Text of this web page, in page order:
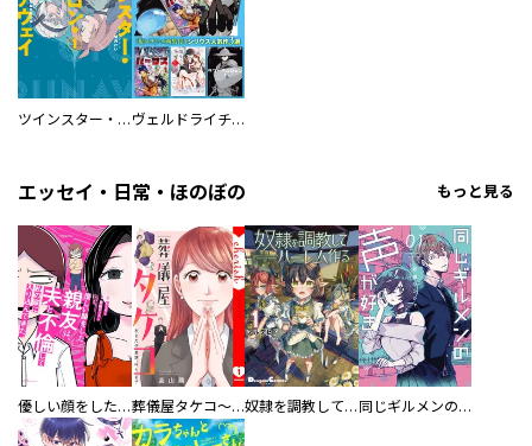
ツインスター・サイクロン・ランナウェイ ヴェルドライチオシ聖典パック 『転スラ』ミニ画集付き シリウス人気作３選
エッセイ・日常・ほのぼの もっと見る
優しい顔をした親友は、夫と不倫して私の家に入り込んできた。 葬儀屋タケコ～あなたの最期、叶えます【電子単行本版】 奴隷を調教してハーレム作る 同じギルメンの声が好き